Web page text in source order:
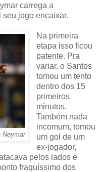
carrega a
jogo encaixar.
Neymar
Na primeira
etapa isso ficou
patente. Pra
variar, o Santos
tomou um tento
dentro dos 15
primeiros
minutos.
Também nada
incomum, tomou
um gol de um
ex-jogador,
pelos lados e
fraquíssimo dos